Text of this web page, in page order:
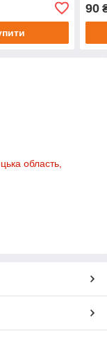
Формат
90
область,